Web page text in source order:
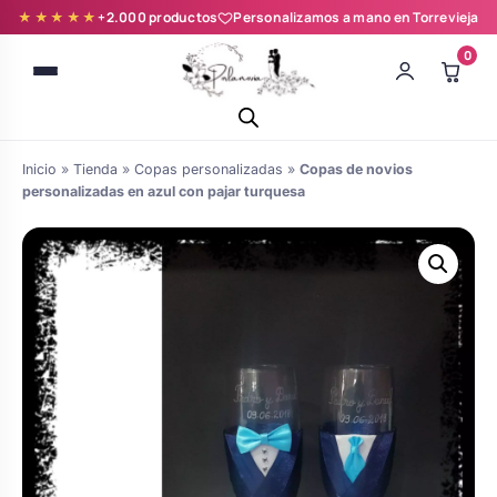
★★★★★+2.000 productos Personalizamos a mano en Torrevieja
0
novia y zapatillas
personalizadas
de boda
Árboles de Huellas para Primera
Batas de comunión personalizadas
Inicio » Tienda » Copas personalizadas » Copas de novios
personalizadas en azul con pajar turquesa